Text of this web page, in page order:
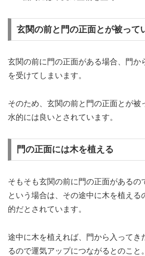
玄関の前と門の正面とが被って
玄関の前に門の正面がある場合、門か
を受けてしまいます。
そのため、玄関の前と門の正面とが被
水的には良いとされています。
門の正面には木を植える
そもそも玄関の前に門の正面があるの
という場合は、その途中に木を植える
的だとされています。
途中に木を植えれば、門から入ってき
るので運気アップにつながるとのこと。